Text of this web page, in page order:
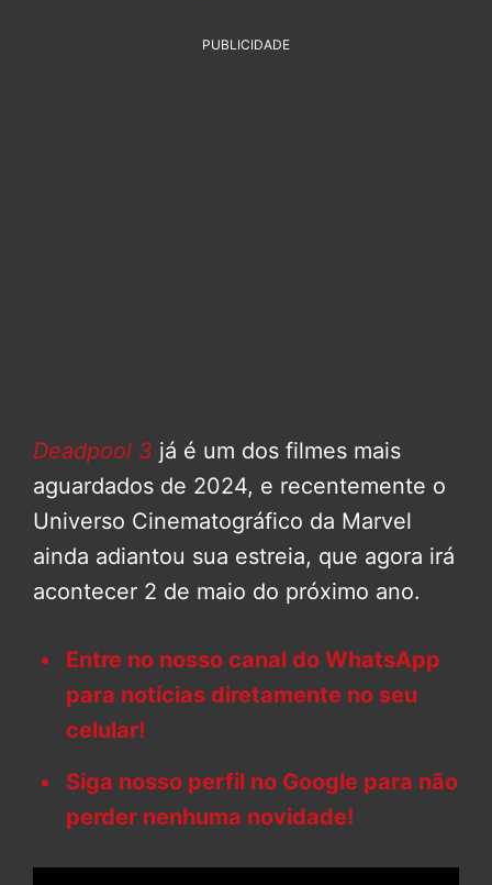
PUBLICIDADE
Deadpool 3 já é um dos filmes mais
aguardados de 2024, e recentemente o
Universo Cinematográfico da Marvel
ainda adiantou sua estreia, que agora irá
acontecer 2 de maio do próximo ano.
Entre no nosso canal do WhatsApp
para notícias diretamente no seu
celular!
Siga nosso perfil no Google para não
perder nenhuma novidade!